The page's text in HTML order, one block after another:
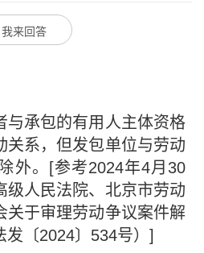
我来回答
承包的有用人主体资格
关系，但发包单位与劳动
外。[参考2024年4月30
级人民法院、北京市劳动
关于审理劳动争议案件解
〔2024〕534号）]